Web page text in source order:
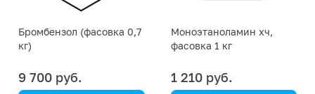
Бромбензол (фасовка 0,7
кг)
9 700 руб.
Моноэтаноламин хч,
фасовка 1 кг
1 210 руб.